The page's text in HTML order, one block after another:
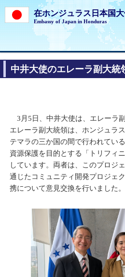
在ホンジュラス日本国
Embassy of Japan in Honduras
中井大使のエレーラ副大統
3月5日、中井大使は、エレーラ
エレーラ副大統領は、ホンジュラ
テマラの三か国の間で行われてい
資源保護を目的とする「トリフィ
しています。両者は、このプロジ
通じたコミュニティ開発プロジェ
携について意見交換を行いました。